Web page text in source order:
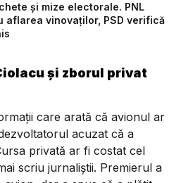
și mize electorale. PNL
aflarea vinovaților, PSD verifică
și zborul privat
care arată că avionul ar
acuzat că a
privată ar fi costat cel
scriu jurnaliștii. Premierul a